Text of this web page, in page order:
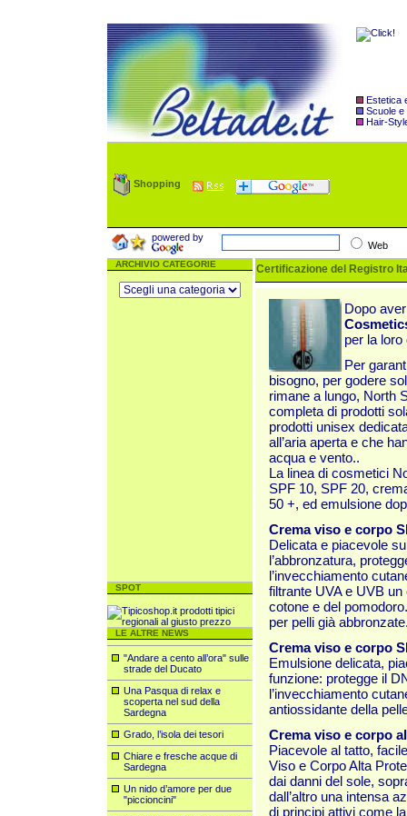
Estetica
Scuole e
Hair-
Shopping
powered by
Web
ARCHIVIO CATEGORIE
SPOT
LE ALTRE NEWS
"Andare a cento all’ora" sulle
strade del Ducato
Una Pasqua di relax e
scoperta nel sud della
Sardegna
Grado, l’isola dei tesori
Chiare e fresche acque di
Sardegna
Un nido d’amore per due
"piccioncini"
Certificazione del Registro
Dopo
per la
Per
bisogno, per godere
rimane a lungo, North
completa di prodotti
prodotti unisex
all’aria aperta e che
acqua e vento..
La linea di cosmetici
SPF 10, SPF 20,
50 +, ed emulsione
Crema viso e corpo
Delicata e piacevole
l’abbronzatura,
l’invecchiamento
filtrante UVA e UVB
cotone e del
per pelli già
Crema viso e corpo
Emulsione delicata,
funzione: protegge il
l’invecchiamento
antiossidante della
Crema viso e corpo
Piacevole al tatto,
Viso e Corpo Alta
dai danni del sole,
dall’altro una intensa
di principi attivi come